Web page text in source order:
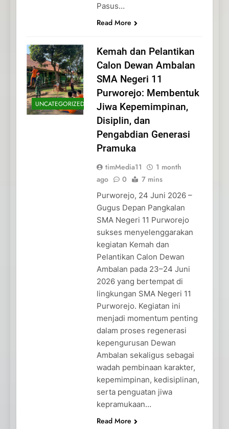
Pasus…
Read More
UNCATEGORIZED
Kemah dan Pelantikan
Calon Dewan Ambalan
SMA Negeri 11
Purworejo: Membentuk
Jiwa Kepemimpinan,
Disiplin, dan
Pengabdian Generasi
Pramuka
timMedia11
1 month
ago
0 7 mins
Purworejo, 24 Juni 2026 –
Gugus Depan Pangkalan
SMA Negeri 11 Purworejo
sukses menyelenggarakan
kegiatan Kemah dan
Pelantikan Calon Dewan
Ambalan pada 23–24 Juni
2026 yang bertempat di
lingkungan SMA Negeri 11
Purworejo. Kegiatan ini
menjadi momentum penting
dalam proses regenerasi
kepengurusan Dewan
Ambalan sekaligus sebagai
wadah pembinaan karakter,
kepemimpinan, kedisiplinan,
serta penguatan jiwa
kepramukaan…
Read More